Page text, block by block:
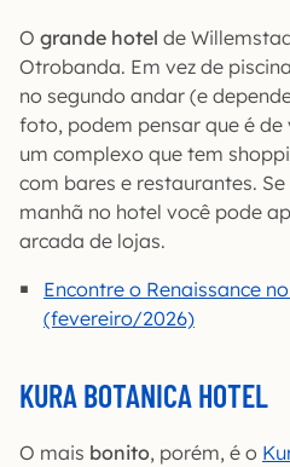
O grande hotel de
Otrobanda. Em vez de
no segundo andar (e
foto, podem pensar que é
um complexo que tem
com bares e restaurantes.
manhã no hotel você pode
arcada de lojas.
Encontre o Renaissance
(fevereiro/2026)
KURA BOTANICA HOTEL
O mais bonito, porém, é o